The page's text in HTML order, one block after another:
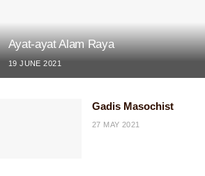
Ayat-ayat Alam Raya
19 JUNE 2021
Gadis Masochist
27 MAY 2021